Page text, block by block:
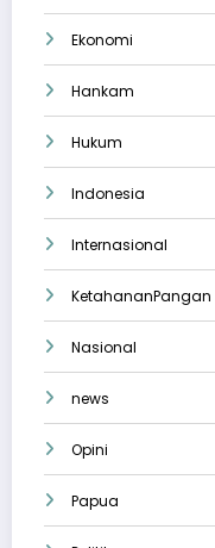
Ekonomi
Hankam
Hukum
Indonesia
Internasional
KetahananPangan
Nasional
news
Opini
Papua